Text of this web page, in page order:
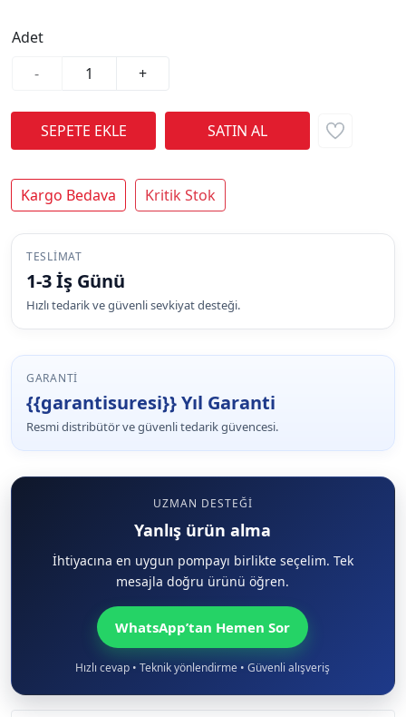
Adet
-
+
Kargo Bedava Kritik Stok
TESLIMAT
1-3 İş Günü
Hızlı tedarik ve güvenli sevkiyat desteği.
GARANTI
{{garantisuresi}} Yıl Garanti
Resmi distribütör ve güvenli tedarik güvencesi.
UZMAN DESTEĞI
Yanlış ürün alma
İhtiyacına en uygun pompayı birlikte seçelim. Tek
mesajla doğru ürünü öğren.
WhatsApp’tan Hemen Sor
Hızlı cevap • Teknik yönlendirme • Güvenli alışveriş